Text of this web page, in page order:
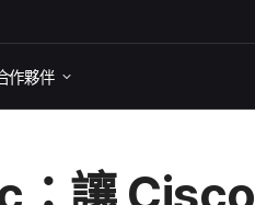
作​夥伴